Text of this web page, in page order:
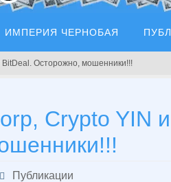
ИМПЕРИЯ ЧЕРНОБАЯ
Осторожно, мошенники!!!
Crypto YIN
Публикации